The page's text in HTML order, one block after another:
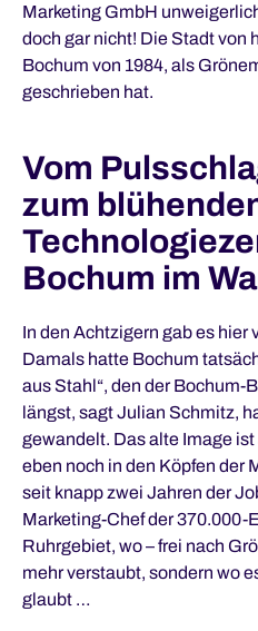
Marketing GmbH
doch gar nicht! Die Stadt von
Bochum von 1984, als
geschrieben hat.
Vom
zum
Bochum im
In den Achtzigern gab es hier
Damals hatte Bochum
aus Stahl“, den der Bochum-
längst, sagt Julian Schmitz,
gewandelt. Das alte Image
eben noch in den Köpfen der
seit knapp zwei Jahren der
Marketing-Chef der 370.000-
Ruhrgebiet, wo – frei nach
mehr verstaubt, sondern wo
glaubt …